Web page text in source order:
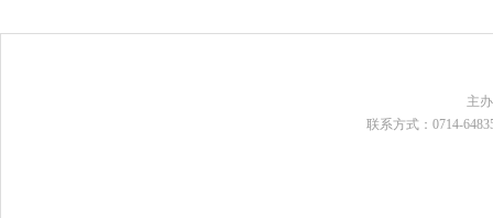
主
联系方式：0714-